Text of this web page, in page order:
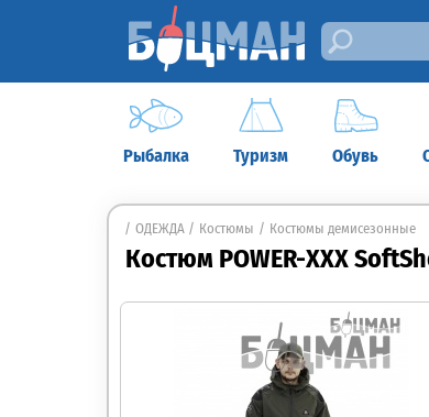
Рыбалка Туризм Обувь
ОДЕЖДА Костюмы Костюмы демисезонные
Костюм POWER-ХХХ